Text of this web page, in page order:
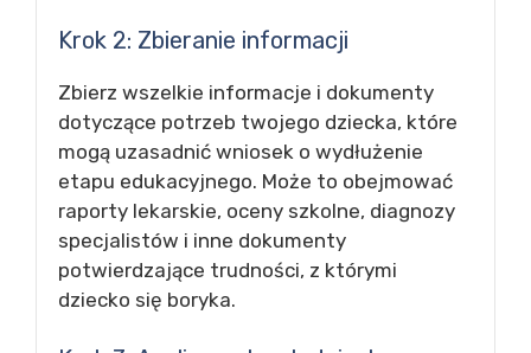
Krok 2: Zbieranie informacji
Zbierz wszelkie informacje i dokumenty
dotyczące potrzeb twojego dziecka, które
mogą uzasadnić wniosek o wydłużenie
etapu edukacyjnego. Może to obejmować
raporty lekarskie, oceny szkolne, diagnozy
specjalistów i inne dokumenty
potwierdzające trudności, z którymi
dziecko się boryka.